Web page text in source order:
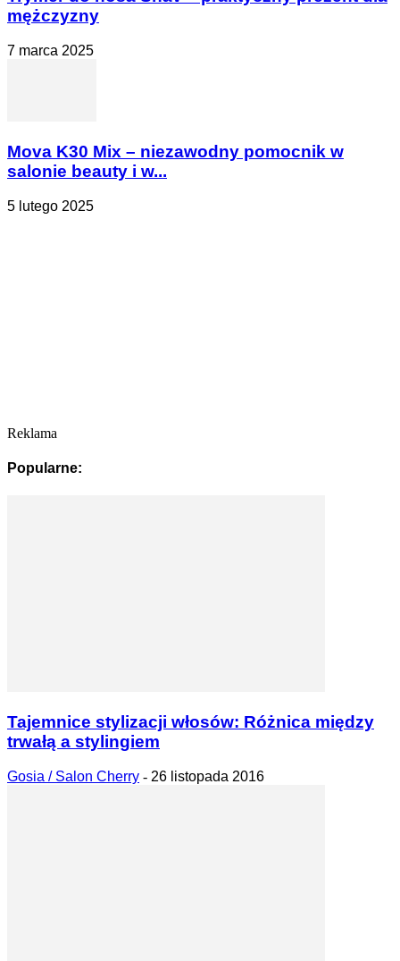
mężczyzny
7 marca 2025
Mova K30 Mix – niezawodny pomocnik w
salonie beauty i w...
5 lutego 2025
Reklama
Popularne:
Tajemnice stylizacji włosów: Różnica między
trwałą a stylingiem
Gosia / Salon Cherry - 26 listopada 2016